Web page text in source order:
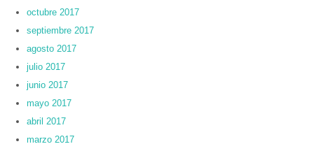
octubre 2017
septiembre 2017
agosto 2017
julio 2017
junio 2017
mayo 2017
abril 2017
marzo 2017